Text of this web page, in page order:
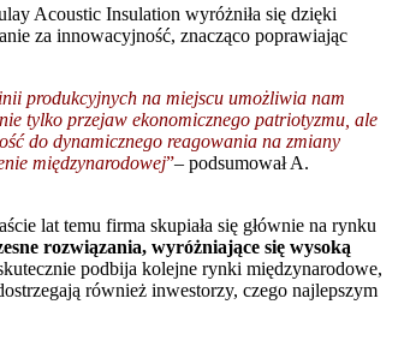
Acoustic Insulation wyróżniła się dzięki
za innowacyjność, znacząco poprawiając
produkcyjnych na miejscu umożliwia nam
tylko przejaw ekonomicznego patriotyzmu, ale
do dynamicznego reagowania na zmiany
międzynarodowej”– podsumował A.
lat temu firma skupiała się głównie na rynku
rozwiązania, wyróżniające się wysoką
podbija kolejne rynki międzynarodowe,
również inwestorzy, czego najlepszym